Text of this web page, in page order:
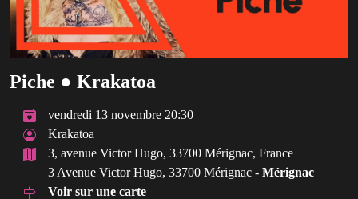
Piche ● Krakatoa
vendredi 13 novembre 20:30
Krakatoa
3, avenue Victor Hugo, 33700 Mérignac, France
3 Avenue Victor Hugo, 33700 Mérignac - Mérignac
Voir sur une carte